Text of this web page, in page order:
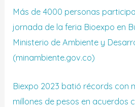
Más de 4000 personas
jornada de la feria Bioexpo en
Ministerio de Ambiente y
(minambiente.gov.co)
Biexpo 2023 batió récords con
millones de pesos en acuerdos